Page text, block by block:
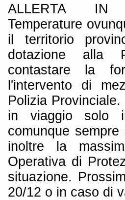
ALLERTA IN
Temperature
il territorio
dotazione alla
contastare la
l'intervento di
Polizia
in viaggio solo
comunque
inoltre la
Operativa di
situazione.
20/12 o in caso di